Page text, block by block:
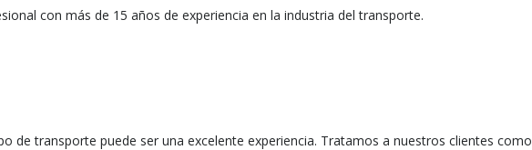
con más de 15 años de experiencia en la industria del transporte.
de transporte puede ser una excelente experiencia. Tratamos a nuestros clientes como